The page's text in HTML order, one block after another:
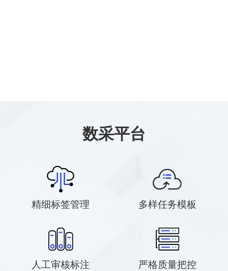
数采平台
精细标签管理 多样任务模板
人工审核标注 严格质量把控